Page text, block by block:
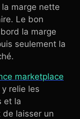
marge nette
Le bon
la marge
seulement la
marketplace
relie les
et la
laisser un